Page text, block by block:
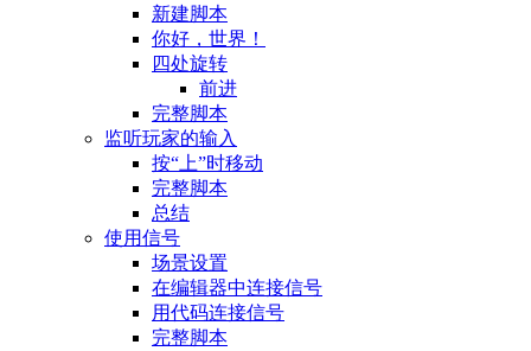
新建脚本
你好，世界！
四处旋转
前进
完整脚本
监听玩家的输入
按“上”时移动
完整脚本
总结
使用信号
场景设置
在编辑器中连接信号
用代码连接信号
完整脚本